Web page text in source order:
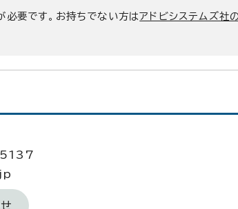
必要です。お持ちでない方はアドビシステムズ社
5137